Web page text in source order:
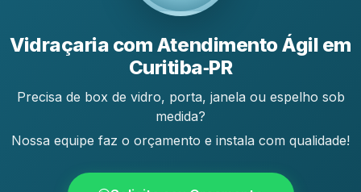
Vidraçaria com Atendimento Ágil em
Curitiba‑PR
Precisa de box de vidro, porta, janela ou espelho sob
medida?
Nossa equipe faz o orçamento e instala com qualidade!